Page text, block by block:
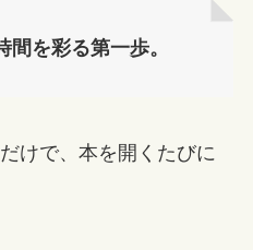
間を彩る第一歩。
けで、本を開くたびに